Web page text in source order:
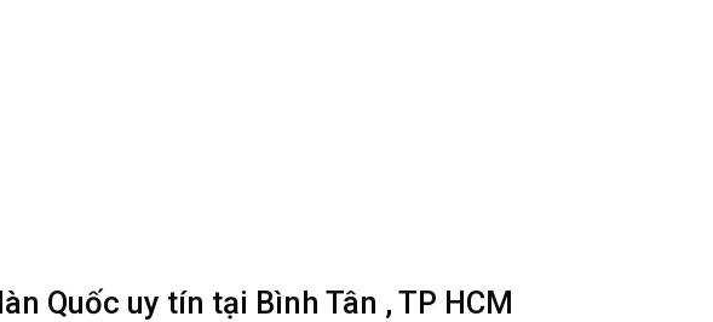
Quốc uy tín tại Bình Tân , TP HCM